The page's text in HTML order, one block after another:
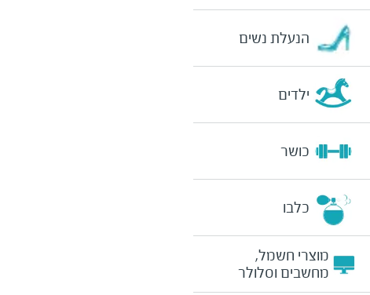
הנעלת נשים
ילדים
כושר
כלבו
מוצרי חשמל,
מחשבים וסלולר